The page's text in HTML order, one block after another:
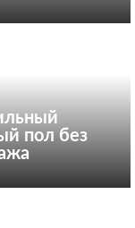
пол без